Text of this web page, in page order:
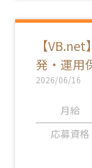
【
発・運
2026/06/16
月給
応募資格